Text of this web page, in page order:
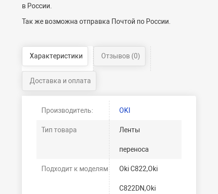
в России.
Так же возможна отправка Почтой по России.
Характеристики Отзывов (0)
Доставка и оплата
Производитель: OKI
Тип товара Ленты
переноса
Подходит к моделям Oki C822,Oki
C822DN,Oki